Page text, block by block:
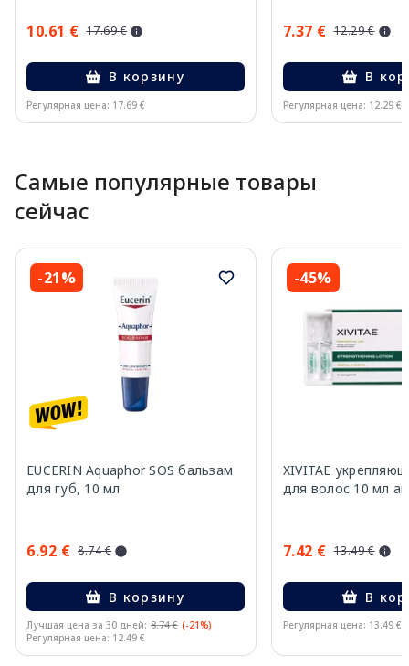
10.61 € 17.69 €
В корзину
Регулярная цена: 17.69 €
7.37 € 12.29 €
В
Регулярная цена: 12.29 €
Самые популярные товары
сейчас
-21%
EUCERIN Aquaphor SOS бальзам
для губ, 10 мл
6.92 € 8.74 €
В корзину
Лучшая цена за 30 дней: 8.74 € (-21%)
Регулярная цена: 12.49 €
-45%
XIVITAE
для волос 10 мл
7.42 € 13.49 €
В
Регулярная цена: 13.49 €